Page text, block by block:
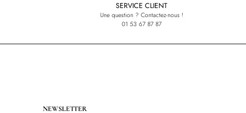
SERVICE CLIENT
Une question ? Contactez-nous !
01 53 67 87 87
NEWSLETTER